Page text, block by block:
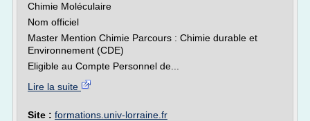
Chimie Moléculaire
Nom officiel
Master Mention Chimie Parcours : Chimie durable et
Environnement (CDE)
Eligible au Compte Personnel de...
Lire la suite
Site : formations.univ-lorraine.fr